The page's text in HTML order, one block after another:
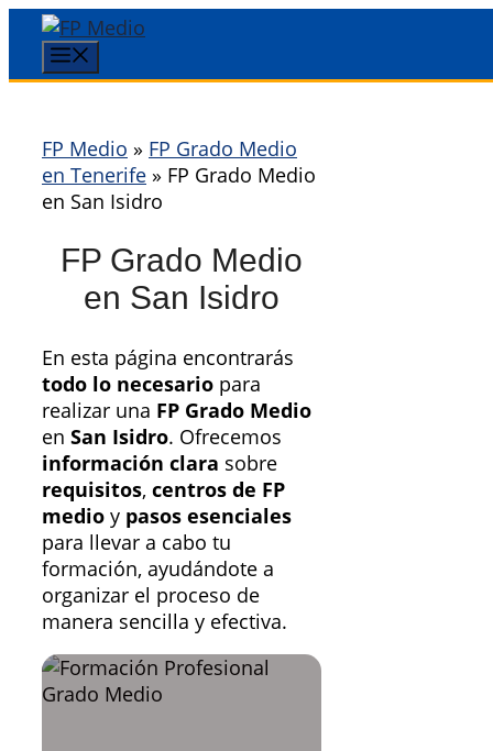
Saltar
contenido
FP Medio » FP Grado Medio
en Tenerife » FP Grado Medio
en San Isidro
FP Grado Medio
en San Isidro
En esta página encontrarás
todo lo necesario para
realizar una FP Grado Medio
en San Isidro. Ofrecemos
información clara sobre
requisitos, centros de FP
medio y pasos esenciales
para llevar a cabo tu
formación, ayudándote a
organizar el proceso de
manera sencilla y efectiva.